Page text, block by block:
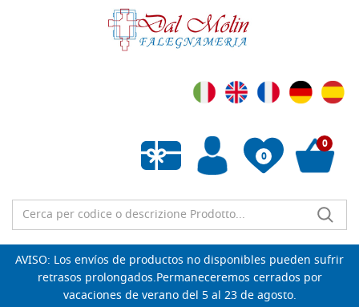
0
Lista de deseos vacía
0
AVISO: Los envíos de productos no disponibles pueden sufrir
retrasos prolongados.Permaneceremos cerrados por
vacaciones de verano del 5 al 23 de agosto.